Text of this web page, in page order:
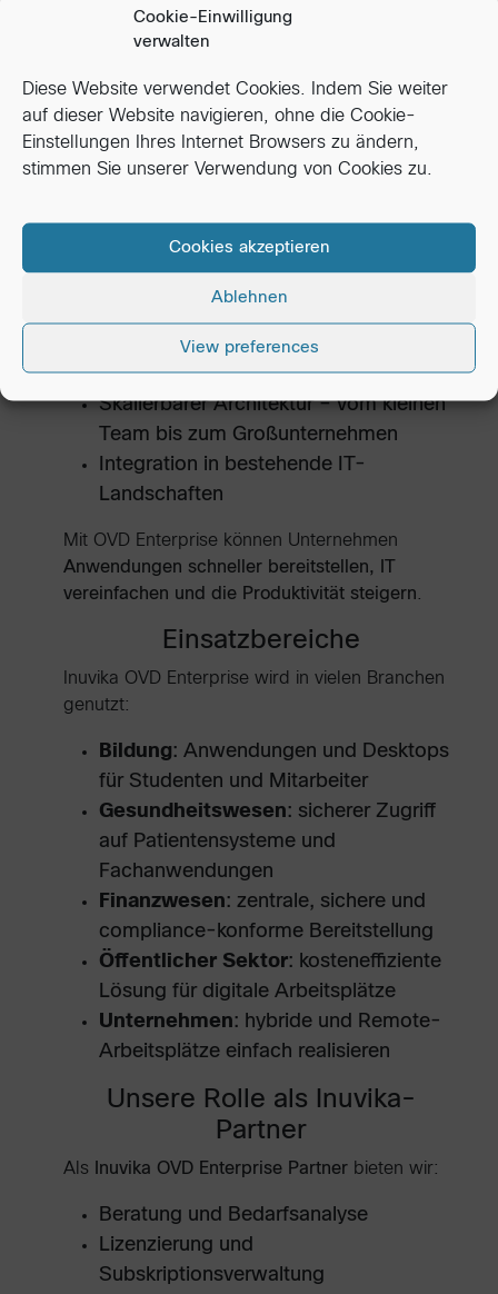
Cookie-Einwilligung
verwalten
Diese Website verwendet Cookies. Indem Sie weiter
auf dieser Website navigieren, ohne die Cookie-
Einstellungen Ihres Internet Browsers zu ändern,
stimmen Sie unserer Verwendung von Cookies zu.
Cookies akzeptieren
Ablehnen
View preferences
profitieren von:
Geringeren Lizenz- und Betriebskosten
im Vergleich zu anderen VDI-
Einfacher Implementierung und
leichterer Verwaltung
Sicherem Zugriff von jedem Ort und
jedem Gerät
Skalierbarer Architektur – vom kleinen
Team bis zum Großunternehmen
Integration in bestehende IT-
Landschaften
Mit OVD Enterprise können Unternehmen
Anwendungen schneller bereitstellen, IT
vereinfachen und die Produktivität steigern
Einsatzbereiche
Inuvika OVD Enterprise wird in vielen Branchen
genutzt:
Bildung: Anwendungen und Desktops
für Studenten und Mitarbeiter
Gesundheitswesen: sicherer Zugriff
auf Patientensysteme und
Fachanwendungen
Finanzwesen: zentrale, sichere und
compliance-konforme Bereitstellung
Öffentlicher Sektor: kosteneffiziente
Lösung für digitale Arbeitsplätze
Unternehmen: hybride und Remote-
Arbeitsplätze einfach realisieren
Unsere Rolle als Inuvika-
Partner
Als Inuvika OVD Enterprise Partnerbieten wir:
Beratung und Bedarfsanalyse
Lizenzierung und
Subskriptionsverwaltung